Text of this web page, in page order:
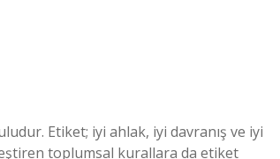
Etiket; iyi ahlak, iyi davranış ve iyi
toplumsal kurallara da etiket